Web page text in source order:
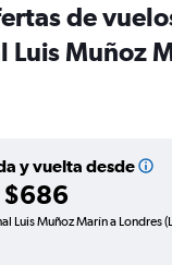
de
Luis Muñoz
y vuelta desde
$686
Luis Muñoz Marín a Londres